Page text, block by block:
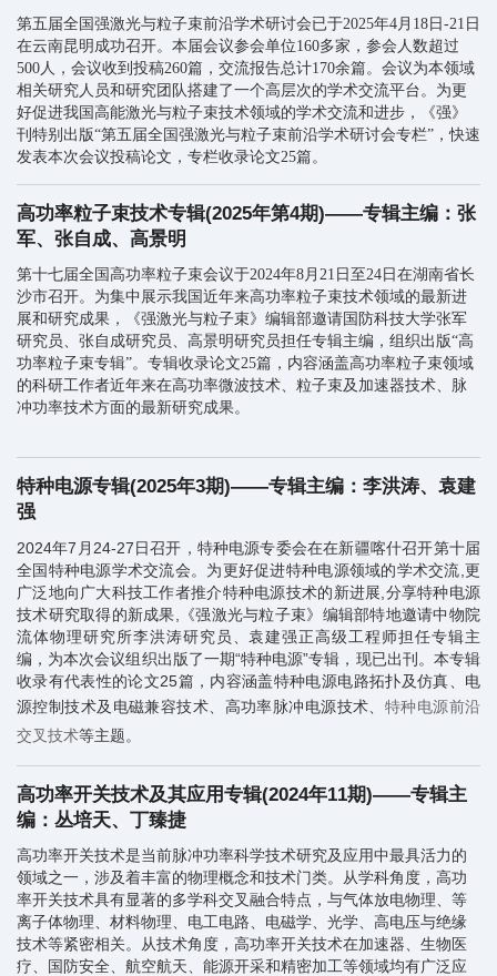
第五届全国强激光与粒子束前沿学术研讨会已于2025年4月18日-21日
在云南昆明成功召开。本届会议参会单位160多家，参会人数超过
500人，会议收到投稿260篇，交流报告总计170余篇。会议为本领域
相关研究人员和研究团队搭建了一个高层次的学术交流平台。为更
好促进我国高能激光与粒子束技术领域的学术交流和进步，《强》
刊特别出版“第五届全国强激光与粒子束前沿学术研讨会专栏”，快速
发表本次会议投稿论文，专栏收录论文25篇。
高功率粒子束技术专辑(2025年第4期)——专辑主编：张
军、张自成、高景明
第十七届全国高功率粒子束会议于2024年8月21日至24日在湖南省长
沙市召开。为集中展示我国近年来高功率粒子束技术领域的最新进
展和研究成果，《强激光与粒子束》编辑部邀请国防科技大学张军
研究员、张自成研究员、高景明研究员担任专辑主编，组织出版“高
功率粒子束专辑”。专辑收录论文25篇，内容涵盖高功率粒子束领域
的科研工作者近年来在高功率微波技术、 粒子束及加速器技术、 脉
冲功率技术方面的最新研究成果。
特种电源专辑(2025年3期)——专辑主编：李洪涛、袁建
强
2024年7月24-27日召开，特种电源专委会在在新疆喀什召开第十届
全国特种电源学术交流会。为更好促进特种电源领域的学术交流,更
广泛地向广大科技工作者推介特种电源技术的新进展,分享特种电源
技术研究取得的新成果,《强激光与粒子束》编辑部特地邀请中物院
流体物理研究所李洪涛研究员、袁建强正高级工程师担任专辑主
编，为本次会议组织出版了一期“特种电源”专辑，现已出刊。本专辑
收录有代表性的论文25篇，内容涵盖特种电源电路拓扑及仿真、电
源控制技术及电磁兼容技术、高功率脉冲电源技术、 特种电源前沿
交叉技术等主题。
高功率开关技术及其应用专辑(2024年11期)——专辑主
编：丛培天、丁臻捷
高功率开关技术是当前脉冲功率科学技术研究及应用中最具活力的
领域之一，涉及着丰富的物理概念和技术门类。从学科角度，高功
率开关技术具有显著的多学科交叉融合特点，与气体放电物理、等
离子体物理、材料物理、电工电路、电磁学、光学、高电压与绝缘
技术等紧密相关。从技术角度，高功率开关技术在加速器、生物医
疗、国防安全、航空航天、能源开采和精密加工等领域均有广泛应